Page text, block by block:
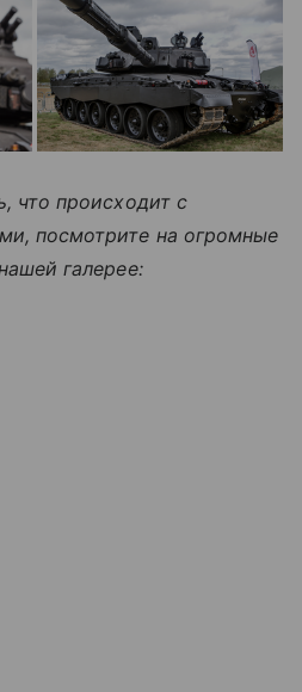
что происходит с
посмотрите на огромные
галерее: